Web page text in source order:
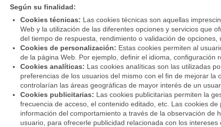
Según su finalidad:
Cookies técnicas: Las cookies técnicas son aquellas
Web y la utilización de las diferentes opciones y servicios que
del tiempo de respuesta, rendimiento o validación de
Cookies de personalización: Estas cookies permiten al
de la página Web. Por ejemplo, definir el idioma, configuración
Cookies analíticas: Las cookies analíticas son las utilizadas
preferencias de los usuarios del mismo con el fin de mejorar
controlarían las áreas geográficas de mayor interés de un
Cookies publicitarias: Las cookies publicitarias permiten la
frecuencia de acceso, el contenido editado, etc. Las cookies
información del comportamiento a través de la observación
usuario, para ofrecerle publicidad relacionada con los intereses